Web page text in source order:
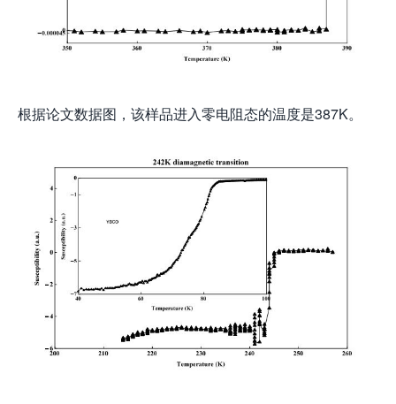
根据论文数据图，该样品进入零电阻态的温度是387K。